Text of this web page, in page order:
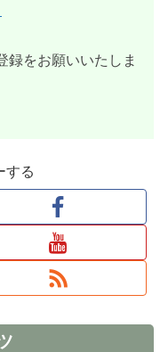
録をお願いいたしま
する